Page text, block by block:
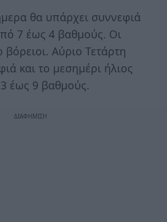
θα υπάρχει συννεφιά
7 έως 4 βαθμούς. Οι
Αύριο Τετάρτη
και το μεσημέρι ήλιος
έως 9 βαθμούς.